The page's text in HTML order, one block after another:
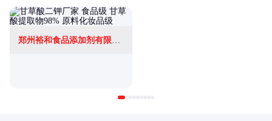
郑州裕和食品添加剂有限公司